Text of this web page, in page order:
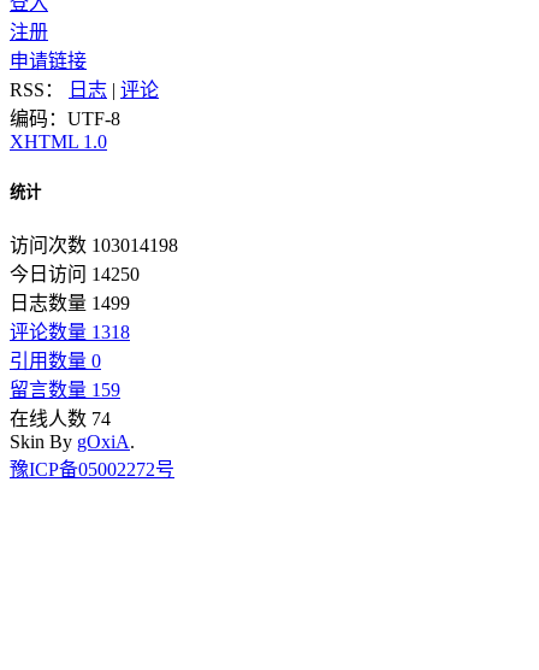
注册
申请链接
RSS：
日志 | 评论
编码：UTF-8
XHTML 1.0
统计
访问次数 103014198
今日访问 14250
日志数量 1499
评论数量 1318
引用数量 0
留言数量 159
在线人数 74
Skin By gOxiA.
豫ICP备05002272号